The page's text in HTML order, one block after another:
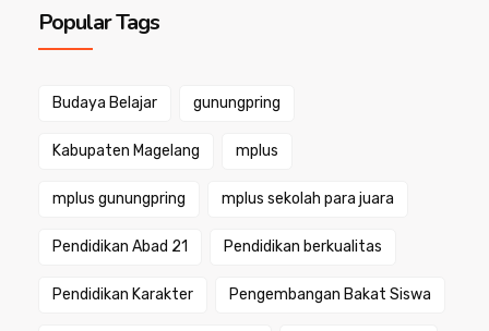
Popular Tags
Budaya Belajar gunungpring
Kabupaten Magelang mplus
mplus gunungpring mplus sekolah para juara
Pendidikan Abad 21 Pendidikan berkualitas
Pendidikan Karakter Pengembangan Bakat Siswa